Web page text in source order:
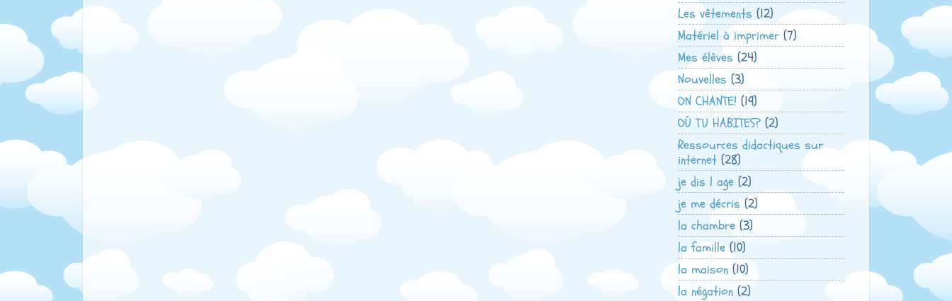
Les vêtements (12)
Matériel à imprimer (7)
Mes élèves (24)
Nouvelles (3)
ON CHANTE! (19)
OÙ TU HABITES? (2)
Ressources didactiques sur
internet (28)
je dis l age (2)
je me décris (2)
la chambre (3)
la famille (10)
la maison (10)
la négation (2)